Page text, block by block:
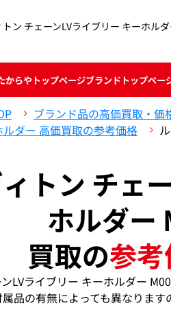
ン チェーンLVライブリー キーホル
からやトップページブランド トップペー
ブランド品の高価買取・価
ダー 高価買取の参考価格
トン チェ
ホルダー
買取の参
LVライブリー キーホルダー
品の有無によっても異なりま